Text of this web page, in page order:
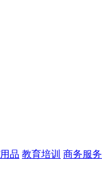
品 教育培训 商务服务